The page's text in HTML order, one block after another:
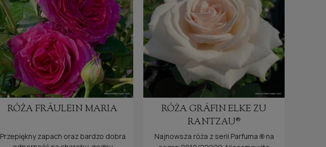
, Weisse Wolke Impala
RÓŻA FRÄULEIN MARIA
Przepiękny zapach oraz bardzo dobra
RÓŻA GRÄFIN ELKE ZU
RANTZAU®
Najnowsza róża z serii Parfuma ®na